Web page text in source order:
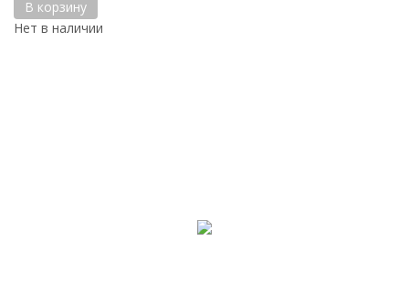
В корзину
Нет в наличии